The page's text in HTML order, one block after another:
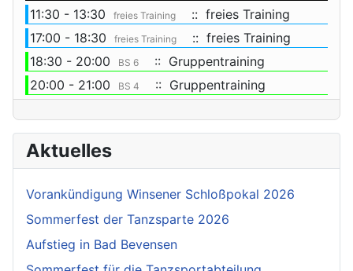
11:30 - 13:30
freies Training
:: freies Training
17:00 - 18:30
freies Training
:: freies Training
18:30 - 20:00
BS 6
:: Gruppentraining
20:00 - 21:00
BS 4 :: Gruppentraining
Aktuelles
Vorankündigung Winsener Schloßpokal 2026
Sommerfest der Tanzsparte 2026
Aufstieg in Bad Bevensen